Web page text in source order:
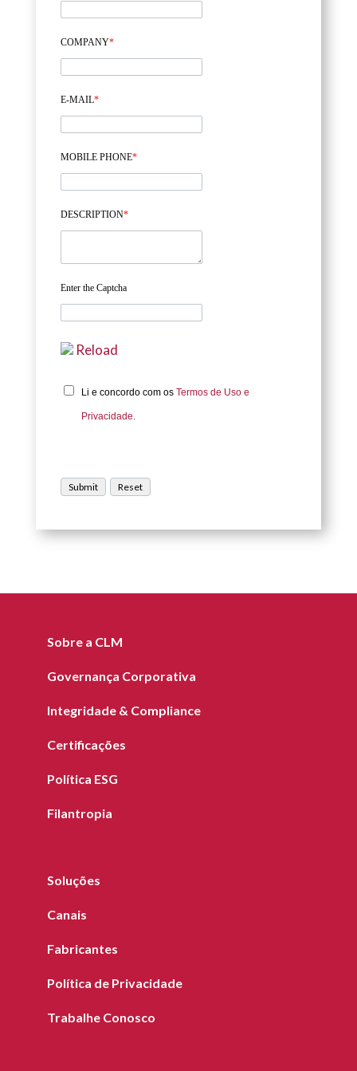
COMPANY*
E-MAIL*
MOBILE PHONE*
DESCRIPTION*
Enter the Captcha
Reload
Li e concordo com os Termos de Uso e
Privacidade.
Sobre a CLM
Governança Corporativa
Integridade & Compliance
Certificações
Política ESG
Filantropia
Soluções
Canais
Fabricantes
Política de Privacidade
Trabalhe Conosco